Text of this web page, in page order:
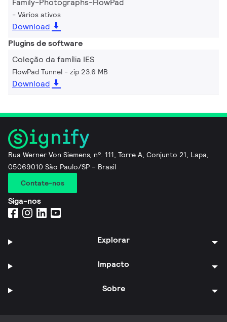
Family-Photographs-FlowPad
Vários ativos
Download
Plugins de software
Coleção da família IES
FlowPad Tunnel zip 23.6 MB
Download
Rua Werner Von Siemens, nº. 111, Torre A, Conjunto 21, Lapa,
05069010 São Paulo/SP – Brasil
Contate-nos
Siga-nos
Explorar
Impacto
Sobre